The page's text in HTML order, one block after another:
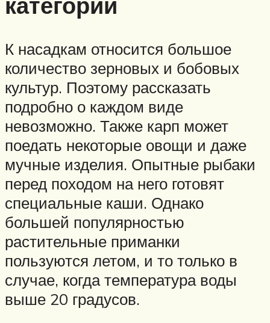
К насадкам относится большое
количество зерновых и бобовых
культур. Поэтому рассказать
подробно о каждом виде
невозможно. Также карп может
поедать некоторые овощи и даже
мучные изделия. Опытные рыбаки
перед походом на него готовят
специальные каши. Однако
большей популярностью
растительные приманки
пользуются летом, и то только в
случае, когда температура воды
выше 20 градусов.